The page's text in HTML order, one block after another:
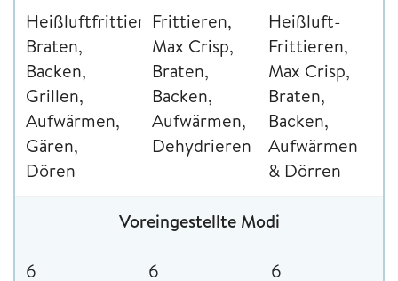
Heißluftfrittieren,
Braten,
Backen,
Grillen,
Aufwärmen,
Gären,
Dören
Frittieren,
Max Crisp,
Braten,
Backen,
Aufwärmen,
Dehydrieren
Heißluft-
Frittieren,
Max Crisp,
Braten,
Backen,
Aufwärmen
& Dörren
Voreingestellte Modi
6 6 6